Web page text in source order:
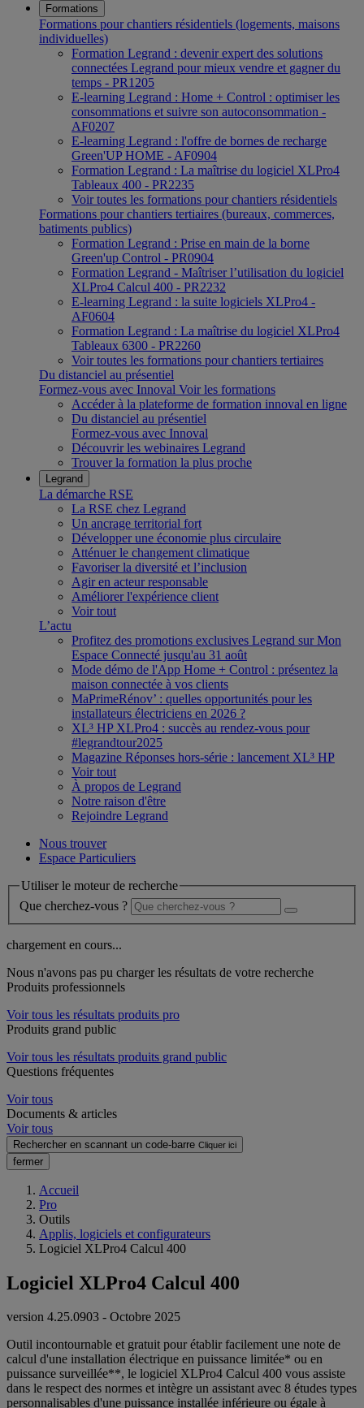
Formations
Formations pour chantiers résidentiels (logements, maisons
individuelles)
Formation Legrand : devenir expert des solutions
connectées Legrand pour mieux vendre et gagner du
temps - PR1205
E-learning Legrand : Home + Control : optimiser les
consommations et suivre son autoconsommation -
AF0207
E-learning Legrand : l'offre de bornes de recharge
Green'UP HOME - AF0904
Formation Legrand : La maîtrise du logiciel XLPro4
Tableaux 400 - PR2235
Voir toutes les formations pour chantiers résidentiels
Formations pour chantiers tertiaires (bureaux, commerces,
batiments publics)
Formation Legrand : Prise en main de la borne
Green'up Control - PR0904
Formation Legrand - Maîtriser l’utilisation du logiciel
XLPro4 Calcul 400 - PR2232
E-learning Legrand : la suite logiciels XLPro4 -
AF0604
Formation Legrand : La maîtrise du logiciel XLPro4
Tableaux 6300 - PR2260
Voir toutes les formations pour chantiers tertiaires
Du distanciel au présentiel
Formez-vous avec Innoval Voir les formations
Accéder à la plateforme de formation innoval en ligne
Du distanciel au présentiel
Formez-vous avec Innoval
Découvrir les webinaires Legrand
Trouver la formation la plus proche
Legrand
La démarche RSE
La RSE chez Legrand
Un ancrage territorial fort
Développer une économie plus circulaire
Atténuer le changement climatique
Favoriser la diversité et l’inclusion
Agir en acteur responsable
Améliorer l'expérience client
Voir tout
L’actu
Profitez des promotions exclusives Legrand sur Mon
Espace Connecté jusqu'au 31 août
Mode démo de l'App Home + Control : présentez la
maison connectée à vos clients
MaPrimeRénov’ : quelles opportunités pour les
installateurs électriciens en 2026 ?
XL³ HP XLPro4 : succès au rendez-vous pour
#legrandtour2025
Magazine Réponses hors-série : lancement XL³ HP
Voir tout
À propos de Legrand
Notre raison d'être
Rejoindre Legrand
Nous trouver
Espace Particuliers
Utiliser le moteur de recherche
Que cherchez-vous ?
chargement en cours...
Nous n'avons pas pu charger les résultats de votre recherche
Produits professionnels
Voir tous les résultats produits pro
Produits grand public
Voir tous les résultats produits grand public
Questions fréquentes
Voir tous
Documents & articles
Voir tous
Rechercher en scannant un code-barre Cliquer ici
fermer
Accueil
Pro
Outils
Applis, logiciels et configurateurs
Logiciel XLPro4 Calcul 400
Logiciel XLPro4 Calcul 400
version 4.25.0903 - Octobre 2025
Outil incontournable et gratuit pour établir facilement une note de
calcul d'une installation électrique en puissance limitée* ou en
puissance surveillée**, le logiciel XLPro4 Calcul 400 vous assiste
dans le respect des normes et intègre un assistant avec 8 études types
personnalisables d'une puissance installée inférieure ou égale à